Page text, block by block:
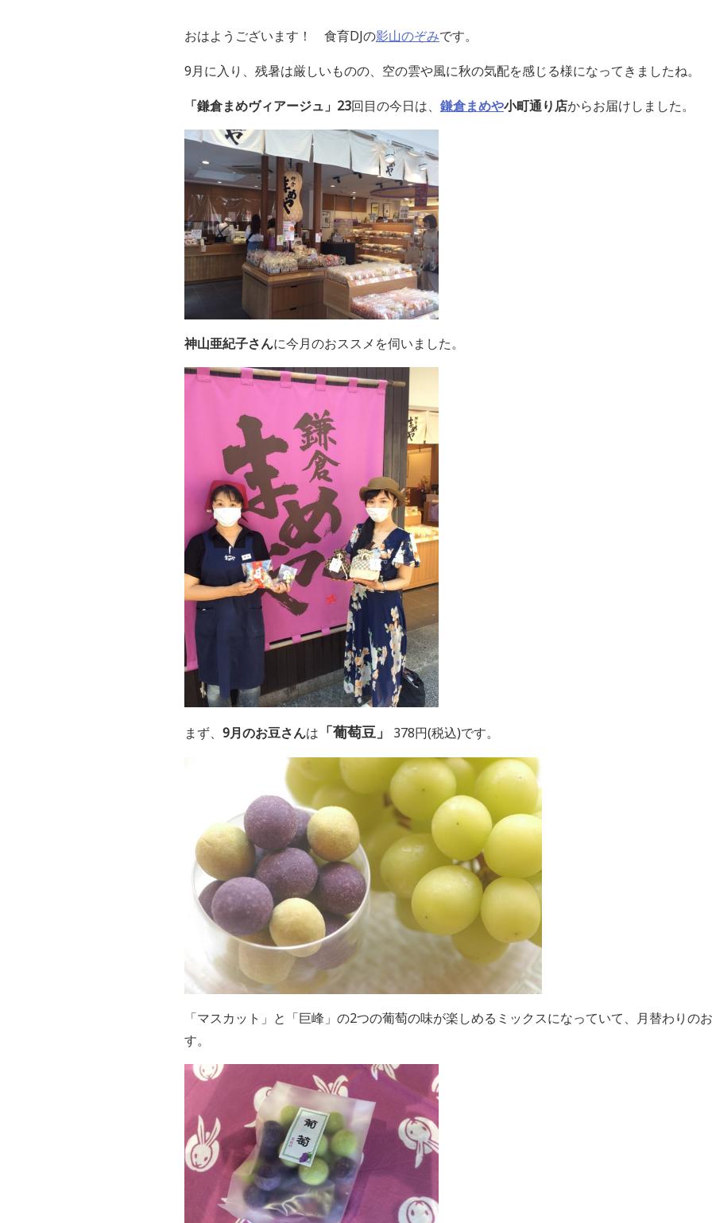
おはようございます！ 食育DJの影山のぞみです。
9月に入り、残暑は厳しいものの、空の雲や風に秋の気配を感じる様になってきましたね。
「鎌倉まめヴィアージュ」23回目の今日は、 鎌倉まめや小町通り店からお届けしました。
神山亜紀子さんに今月のおススメを伺いました。
まず、 9月のお豆さんは 「葡萄豆」 378円(税込)です。
「マスカット」と「巨峰」の2つの葡萄の味が楽しめるミックスになっていて、月替わりの
す。